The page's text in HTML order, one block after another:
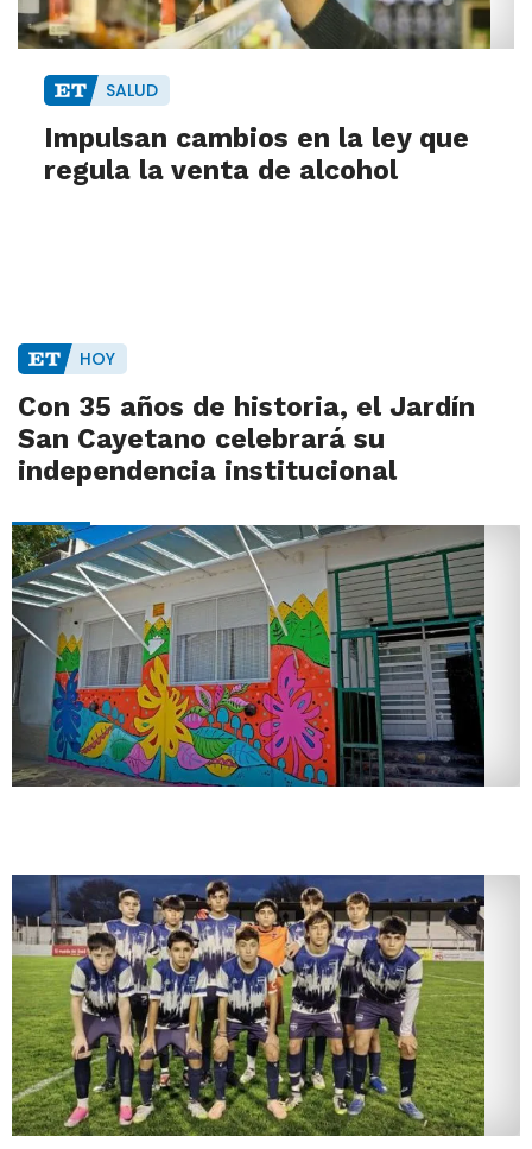
SALUD
Impulsan cambios en la ley que
regula la venta de alcohol
HOY
Con 35 años de historia, el Jardín
San Cayetano celebrará su
independencia institucional